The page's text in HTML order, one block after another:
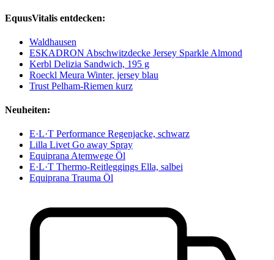
EquusVitalis entdecken:
Waldhausen
ESKADRON Abschwitzdecke Jersey Sparkle Almond
Kerbl Delizia Sandwich, 195 g
Roeckl Meura Winter, jersey blau
Trust Pelham-Riemen kurz
Neuheiten:
E·L·T Performance Regenjacke, schwarz
Lilla Livet Go away Spray
Equiprana Atemwege Öl
E·L·T Thermo-Reitleggings Ella, salbei
Equiprana Trauma Öl